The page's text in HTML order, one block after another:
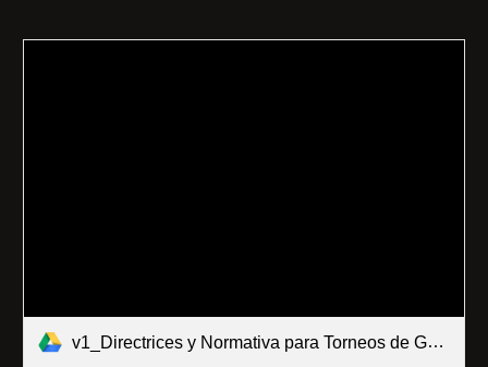
v1_Directrices y Normativa para Torneos de Go.pdf